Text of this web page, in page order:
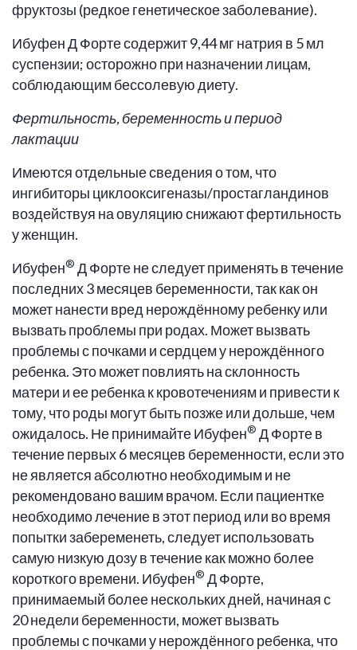
фруктозы (редкое генетическое заболевание).
Ибуфен Д Форте содержит 9,44 мг натрия в 5 мл
суспензии; осторожно при назначении лицам,
соблюдающим бессолевую диету.
Фертильность, беременность и период
лактации
Имеются отдельные сведения о том, что
ингибиторы циклооксигеназы/простагландинов
воздействуя на овуляцию снижают фертильность
у женщин.
Ибуфен® Д Форте не следует применять в течение
последних 3 месяцев беременности, так как он
может нанести вред нерождённому ребенку или
вызвать проблемы при родах. Может вызвать
проблемы с почками и сердцем у нерождённого
ребенка. Это может повлиять на склонность
матери и ее ребенка к кровотечениям и привести к
тому, что роды могут быть позже или дольше, чем
ожидалось. Не принимайте Ибуфен® Д Форте в
течение первых 6 месяцев беременности, если это
не является абсолютно необходимым и не
рекомендовано вашим врачом. Если пациентке
необходимо лечение в этот период или во время
попытки забеременеть, следует использовать
самую низкую дозу в течение как можно более
короткого времени. Ибуфен® Д Форте,
принимаемый более нескольких дней, начиная с
20 недели беременности, может вызвать
проблемы с почками у нерождённого ребенка, что